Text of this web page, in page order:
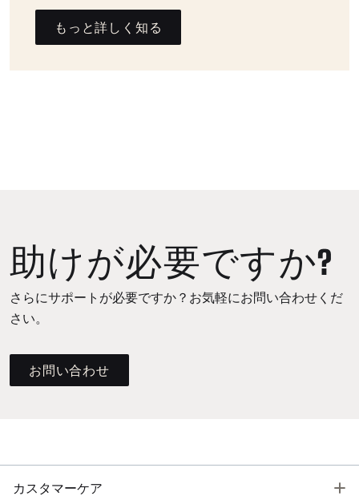
もっと詳しく知る
助けが必要ですか?
さらにサポートが必要ですか？お気軽にお問い合わせくだ
さい。
お問い合わせ
カスタマーケア